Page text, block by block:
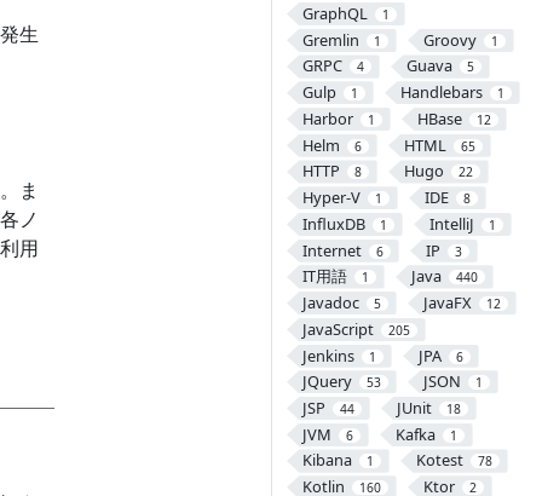
GraphQL 1
Gremlin 1 Groovy 1
GRPC 4 Guava 5
Gulp 1 Handlebars 1
Harbor 1 HBase 12
Helm 6 HTML 65
HTTP 8 Hugo 22
Hyper-V 1 IDE 8
InfluxDB 1 IntelliJ 1
Internet 6 IP 3
IT用語 1 Java 440
Javadoc 5 JavaFX 12
JavaScript 205
Jenkins 1 JPA 6
JQuery 53 JSON 1
JSP 44 JUnit 18
JVM 6 Kafka 1
Kibana 1 Kotest 78
Kotlin 160 Ktor 2
生
ま
ノ
用